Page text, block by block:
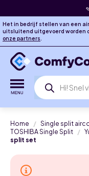
Het in bedrijf stellen van een
uitsluitend uitgevoerd worden
onze partners.
Producten
zoeken
Home
Single split
TOSHIBA Single Split
split set